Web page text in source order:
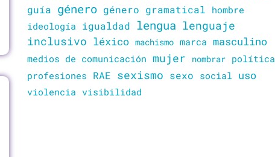
guía género género gramatical hombre
ideología igualdad lengua lenguaje
inclusivo léxico machismo marca masculino
medios de comunicación mujer nombrar política
profesiones RAE sexismo sexo social uso
violencia visibilidad